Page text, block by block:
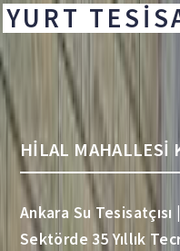
YURT
HİLAL MAHALLESİ
Ankara Su Tesisatçısı
Sektörde 35 Yıllık